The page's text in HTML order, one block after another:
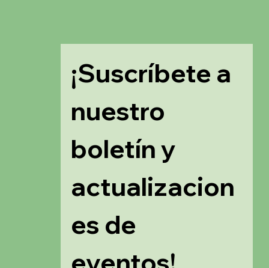
¡Suscríbete a
nuestro
boletín y
actualizacion
es de